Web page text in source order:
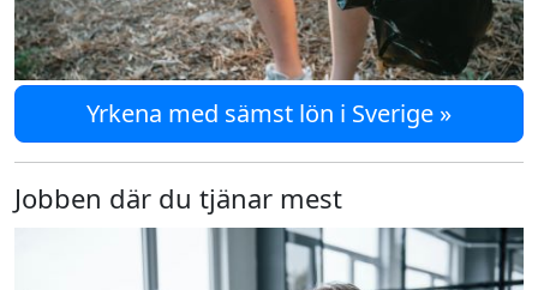
Yrkena med sämst lön i Sverige »
Jobben där du tjänar mest